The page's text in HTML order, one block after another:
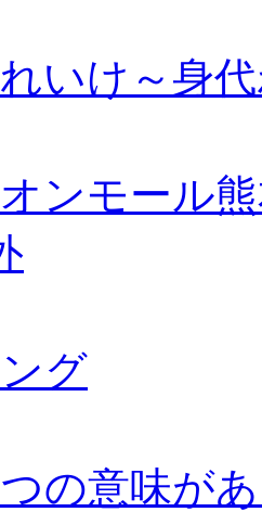
いけ～身
ンモール
グ
の意味が